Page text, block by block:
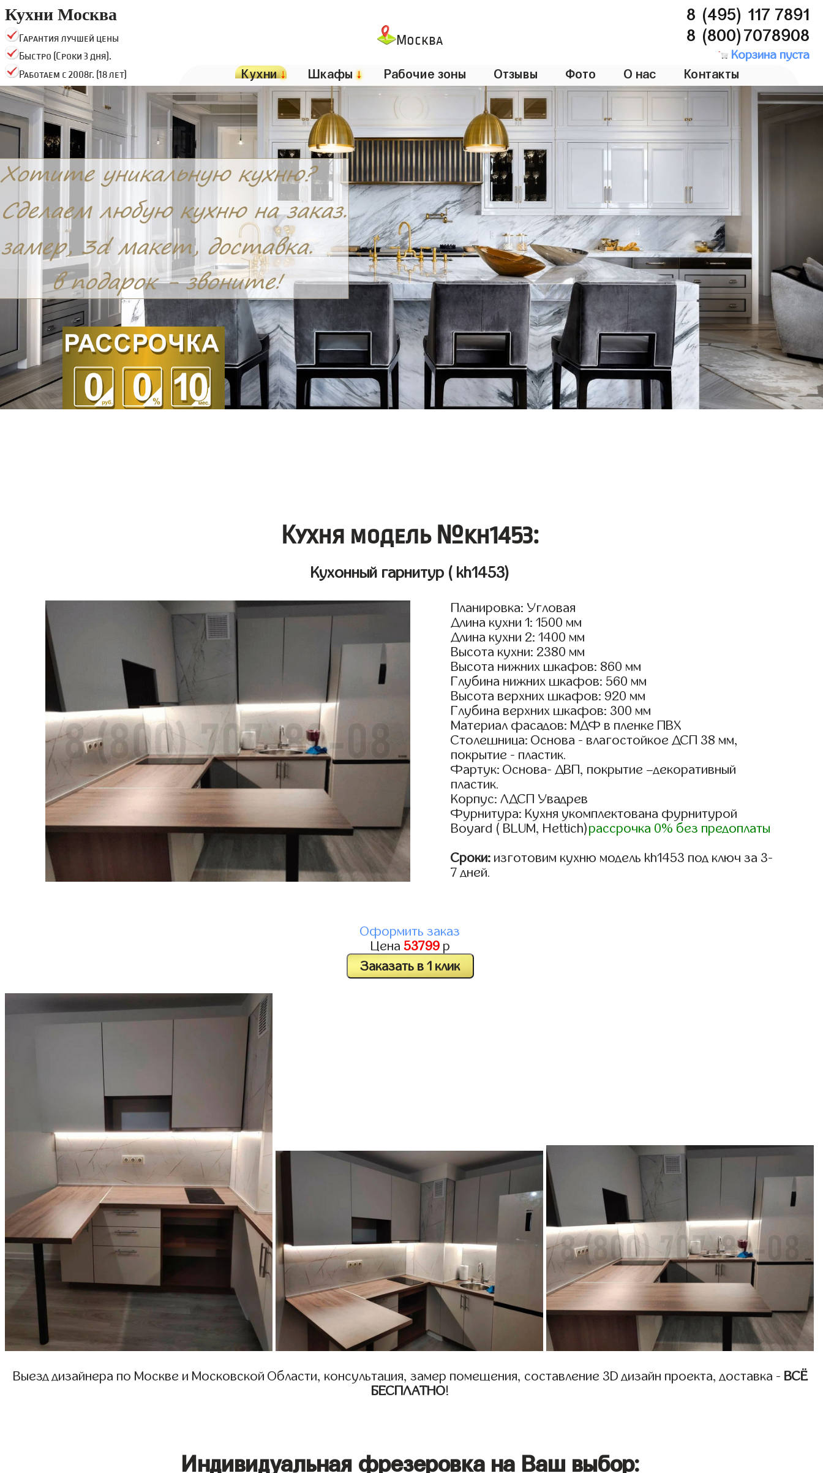
Кухни Москва
Гарантия лучшей цены
Быстро (Сроки 3 дня).
Работаем с 2008г. (18 лет)
Москва
8 (495) 117 7891
8 (800)7078908
Корзина пуста
Кухни↓ Шкафы↓ Рабочие зоны Отзывы Фото О нас Контакты
Кухня модель №kh1453:
Кухонный гарнитур ( kh1453)
Планировка: Угловая
Длина кухни 1: 1500 мм
Длина кухни 2: 1400 мм
Высота кухни: 2380 мм
Высота нижних шкафов: 860 мм
Глубина нижних шкафов: 560 мм
Высота верхних шкафов: 920 мм
Глубина верхних шкафов: 300 мм
Материал фасадов: МДФ в пленке ПВХ
Столешница: Основа - влагостойкое ДСП 38 мм,
покрытие - пластик.
Фартук: Основа- ДВП, покрытие –декоративный
пластик.
Корпус: ЛДСП Увадрев
Фурнитура: Кухня укомплектована фурнитурой
Boyard ( BLUM, Hettich)рассрочка 0% без предоплаты
Сроки: изготовим кухню модель kh1453 под ключ за 3-
7 дней.
Оформить заказ
Цена 53799р
Заказать в 1 клик
Выезд дизайнера по Москве и Московской Области, консультация, замер помещения, составление 3D дизайн проекта, доставка - ВСЁ
БЕСПЛАТНО!
Индивидуальная фрезеровка на Ваш выбор: